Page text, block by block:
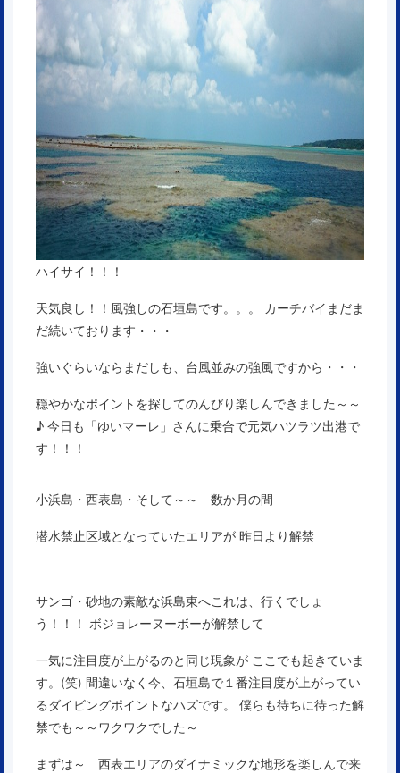
ハイサイ！！！
天気良し！！風強しの石垣島です。。。 カーチバイまだま
だ続いております・・・
強いぐらいならまだしも、台風並みの強風ですから・・・
穏やかなポイントを探してのんびり楽しんできました～～
♪ 今日も「ゆいマーレ」さんに乗合で元気ハツラツ出港で
す！！！
小浜島・西表島・そして～～ 数か月の間
潜水禁止区域となっていたエリアが 昨日より解禁
サンゴ・砂地の素敵な浜島東へこれは、行くでしょ
う！！！ ボジョレーヌーボーが解禁して
一気に注目度が上がるのと同じ現象が ここでも起きていま
す。(笑) 間違いなく今、石垣島で１番注目度が上がってい
るダイビングポイントなハズです。 僕らも待ちに待った解
禁でも～～ワクワクでした～
まずは～ 西表エリアのダイナミックな地形を楽しんで来